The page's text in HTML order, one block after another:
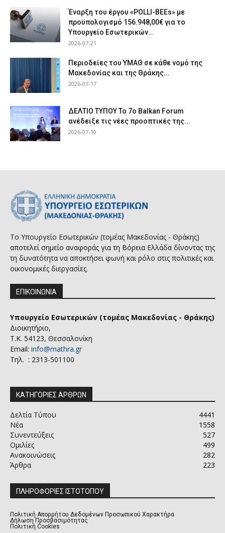
Έναρξη του έργου «POLLI-BEEs» με
προϋπολογισμό 156.948,00€ για το
Υπουργείο Εσωτερικών...
2026-07-21
Περιοδείες του ΥΜΑΘ σε κάθε νομό της
Μακεδονίας και της Θράκης...
2026-07-17
ΔΕΛΤΙΟ ΤΥΠΟΥ Το 7ο Balkan Forum
ανέδειξε τις νέες προοπτικές της...
2026-07-10
Το Υπουργείο Εσωτερικών (τομέας Μακεδονίας - Θράκης)
αποτελεί σημείο αναφοράς για τη Βόρεια Ελλάδα δίνοντας της
τη δυνατότητα να αποκτήσει φωνή και ρόλο στις πολιτικές και
οικονομικές διεργασίες.
ΕΠΙΚΟΙΝΩΝΙΑ
Υπουργείο Εσωτερικών (τομέας Μακεδονίας - Θράκης)
Διοικητήριο,
Τ.Κ. 54123, Θεσσαλονίκη
Email: info@mathra.gr
Τηλ. : 2313-501100
ΚΑΤΗΓΟΡΙΕΣ ΑΡΘΡΩΝ
Δελτία Τύπου
4441
Νέα
1558
Συνεντεύξεις
527
Ομιλίες
499
Ανακοινώσεις
282
Άρθρα
223
ΠΛΗΡΟΦΟΡΙΕΣ ΙΣΤΟΤΟΠΟΥ
Πολιτική Απορρήτου Δεδομένων Προσωπικού Χαρακτήρα
Δήλωση Προσβασιμότητας
Πολιτική Cookies